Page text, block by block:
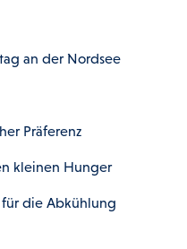
an der Nordsee
Präferenz
kleinen Hunger
die Abkühlung